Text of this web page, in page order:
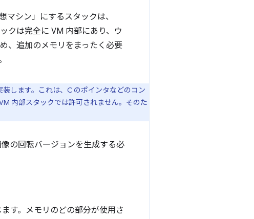
シン」にするスタックは、
クは完全に VM 内部にあり、ウ
、追加のメモリをまったく必要
します。これは、C のポインタなどのコン
内部スタックでは許可されません。そのた
の回転バージョンを生成する必
す。メモリのどの部分が使用さ